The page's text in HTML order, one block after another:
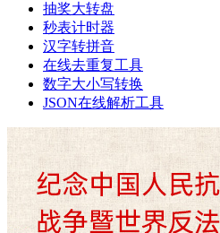
抽奖大转盘
秒表计时器
汉字转拼音
在线去重复工具
数字大小写转换
JSON在线解析工具